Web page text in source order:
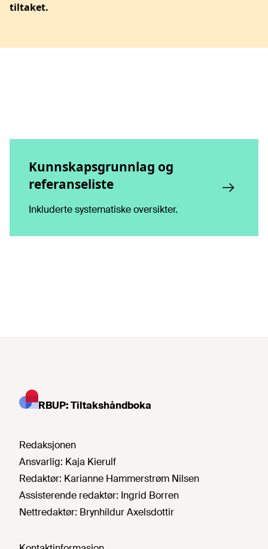
tiltaket.
Kunnskapsgrunnlag og
referanseliste
Inkluderte systematiske oversikter.
RBUP: Tiltakshåndboka
Redaksjonen
Ansvarlig: Kaja Kierulf
Redaktør: Karianne Hammerstrøm Nilsen
Assisterende redaktør: Ingrid Borren
Nettredaktør: Brynhildur Axelsdottir